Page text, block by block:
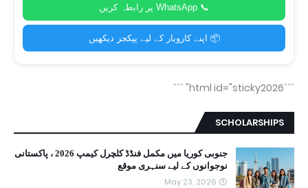
📞 WhatsApp پر رابطہ کریں
📦 اپنے کاروبار کے لیے پیکجز دیکھیں
```html id="sticky2026"
```
SCHOLARSHIPS
جنوبی کوریا میں مکمل فنڈڈ کلچرل کیمپ 2026 ، پاکستانی
نوجوانوں کے لیے سنہری موقع
May 23, 2026